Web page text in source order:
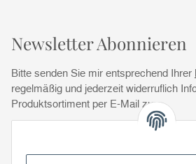
Newsletter Abonnieren
Bitte senden Sie mir entsprechend Ihrer
regelmäßig und jederzeit widerruflich
Produktsortiment per E-Mail zu.
Newsletter Abonnieren